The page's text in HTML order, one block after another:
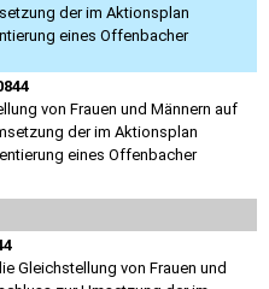
der im Aktionsplan
eines Offenbacher
von Frauen und Männern auf
der im Aktionsplan
eines Offenbacher
Gleichstellung von Frauen und